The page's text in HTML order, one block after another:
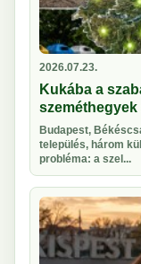
2026.07.23.
Kukába a
szeméthegyek
Budapest,
település, három
probléma: a szel...